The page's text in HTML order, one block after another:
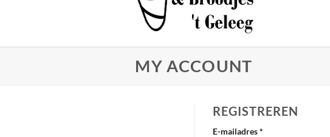
MY ACCOUNT
REGISTREREN
E-mailadres*